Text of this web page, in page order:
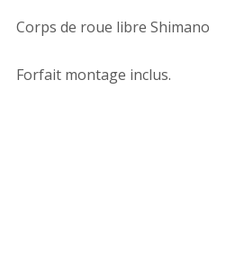
Corps de roue libre Shimano
Forfait montage inclus.